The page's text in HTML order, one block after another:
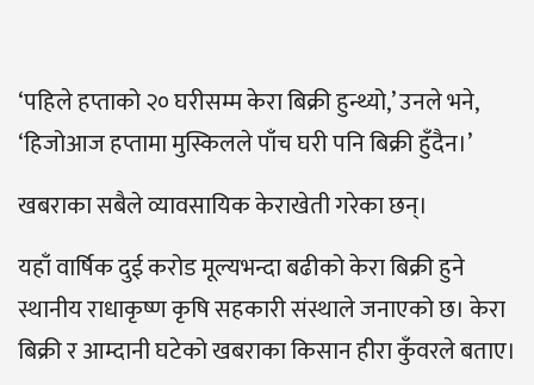
‘पहिले हप्ताको २० घरीसम्म केरा बिक्री हुन्थ्यो,’ उनले भने,
‘हिजोआज हप्तामा मुस्किलले पाँच घरी पनि बिक्री हुँदैन।’
खबराका सबैले व्यावसायिक केराखेती गरेका छन्।
यहाँ वार्षिक दुई करोड मूल्यभन्दा बढीको केरा बिक्री हुने
स्थानीय राधाकृष्ण कृषि सहकारी संस्थाले जनाएको छ। केरा
बिक्री र आम्दानी घटेको खबराका किसान हीरा कुँवरले बताए।